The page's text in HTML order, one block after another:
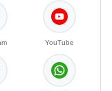
YouTube